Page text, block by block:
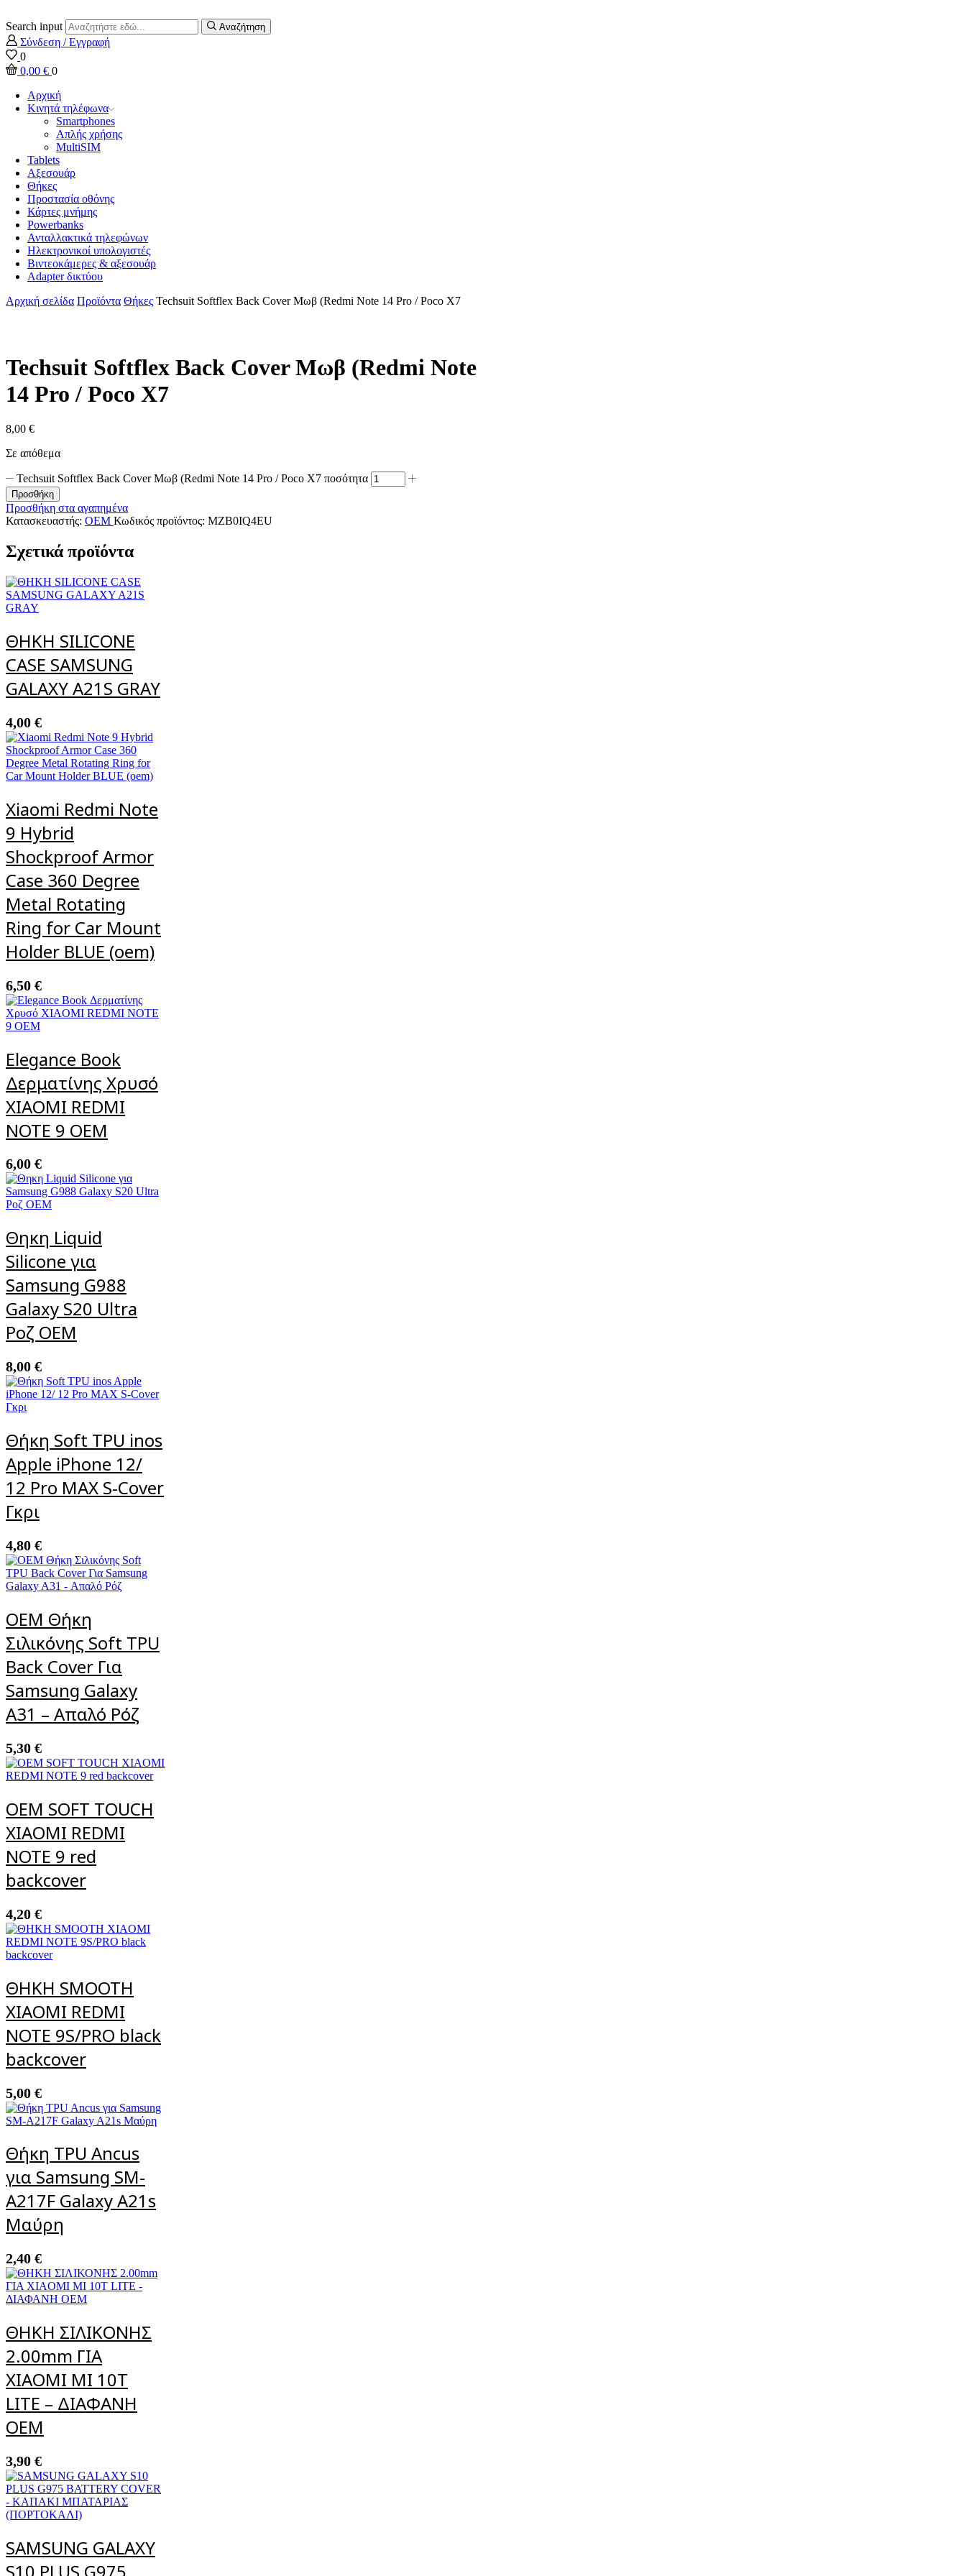
Search input Αναζήτηση
Σύνδεση / Εγγραφή
0
0,00 € 0
Αρχική
Κινητά τηλέφωνα
Smartphones
Απλής χρήσης
MultiSIM
Tablets
Αξεσουάρ
Θήκες
Προστασία οθόνης
Κάρτες μνήμης
Powerbanks
Ανταλλακτικά τηλεφώνων
Ηλεκτρονικοί υπολογιστές
Βιντεοκάμερες & αξεσουάρ
Adapter δικτύου
Αρχική σελίδα Προϊόντα Θήκες Techsuit Softflex Back Cover Μωβ (Redmi Note 14 Pro / Poco X7
Techsuit Softflex Back Cover Μωβ (Redmi Note
14 Pro / Poco X7
8,00 €
Σε απόθεμα
Techsuit Softflex Back Cover Μωβ (Redmi Note 14 Pro / Poco X7 ποσότητα
Προσθήκη
Προσθήκη στα αγαπημένα
Κατασκευαστής: OEM Κωδικός προϊόντος: MZB0IQ4EU
Σχετικά προϊόντα
ΘΗΚH SILICONE
CASE SAMSUNG
GALAXY A21S GRAY
4,00 €
Xiaomi Redmi Note
9 Hybrid
Shockproof Armor
Case 360 Degree
Metal Rotating
Ring for Car Mount
Holder BLUE (oem)
6,50 €
Elegance Book
Δερματίνης Χρυσό
XIAOMI REDMI
NOTE 9 OEM
6,00 €
Θηκη Liquid
Silicone για
Samsung G988
Galaxy S20 Ultra
Ροζ OEM
8,00 €
Θήκη Soft TPU inos
Apple iPhone 12/
12 Pro MAX S-Cover
Γκρι
4,80 €
OEM Θήκη
Σιλικόνης Soft TPU
Back Cover Για
Samsung Galaxy
A31 – Απαλό Ρόζ
5,30 €
OEM SOFT TOUCH
XIAOMI REDMI
NOTE 9 red
backcover
4,20 €
ΘΗΚΗ SMOOTH
XIAOMI REDMI
NOTE 9S/PRO black
backcover
5,00 €
Θήκη TPU Ancus
για Samsung SM-
A217F Galaxy A21s
Μαύρη
2,40 €
ΘΗΚΗ ΣΙΛΙΚΟΝΗΣ
2.00mm ΓΙΑ
XIAOMI MI 10T
LITE – ΔΙΑΦΑΝΗ
OEM
3,90 €
SAMSUNG GALAXY